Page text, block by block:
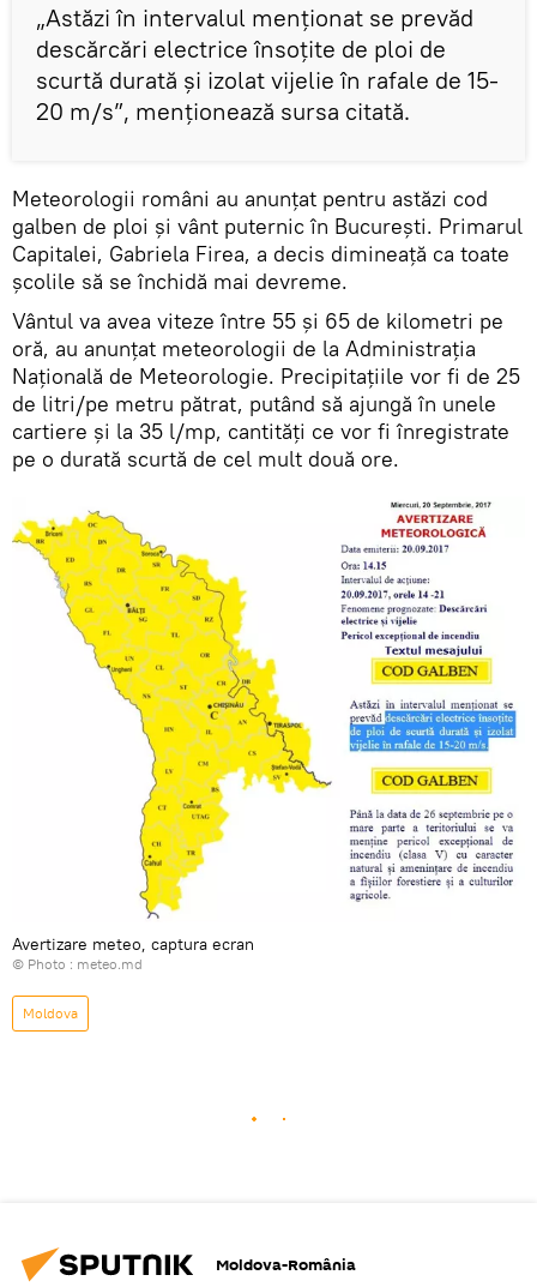
„Astăzi în intervalul menționat se prevăd
descărcări electrice însoțite de ploi de
scurtă durată și izolat vijelie în rafale de 15-
20 m/s”, menționează sursa citată.
Meteorologii români au anunțat pentru astăzi cod
galben de ploi şi vânt puternic în București. Primarul
Capitalei, Gabriela Firea, a decis dimineață ca toate
școlile să se închidă mai devreme.
Vântul va avea viteze între 55 şi 65 de kilometri pe
oră, au anunţat meteorologii de la Administrația
Națională de Meteorologie. Precipitaţiile vor fi de 25
de litri/pe metru pătrat, putând să ajungă în unele
cartiere şi la 35 l/mp, cantităţi ce vor fi înregistrate
pe o durată scurtă de cel mult două ore.
Avertizare meteo, captura ecran
© Photo : meteo.md
Moldova
Moldova-România